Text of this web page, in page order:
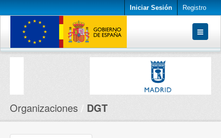
Iniciar Sesión Registro
Conjuntos de datos
Organizaciones DGT